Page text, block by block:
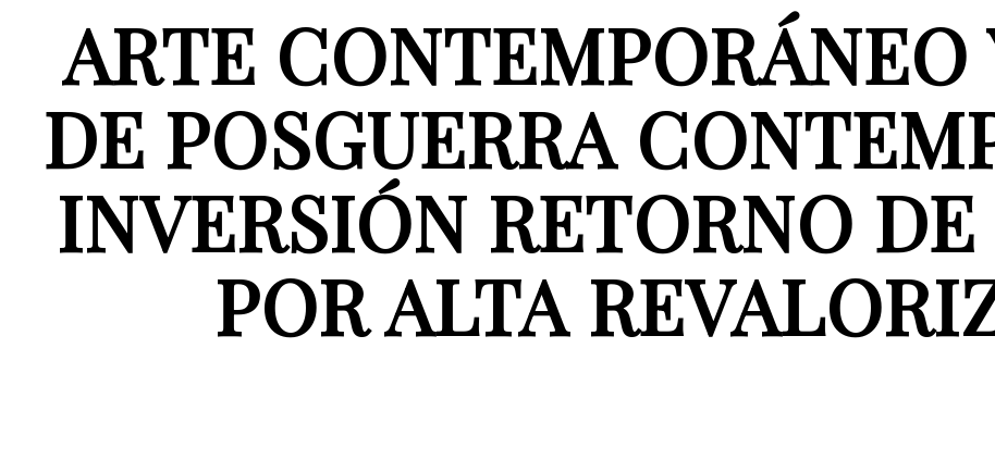
ARTE CONTEMPORÁNEO
DE POSGUERRA
INVERSIÓN RETORNO
POR ALTA